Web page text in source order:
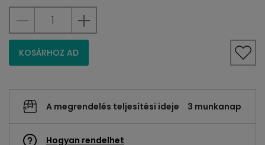
KOSÁRHOZ AD
A megrendelés teljesítési ideje 3 munkanap
Hogyan rendelhet